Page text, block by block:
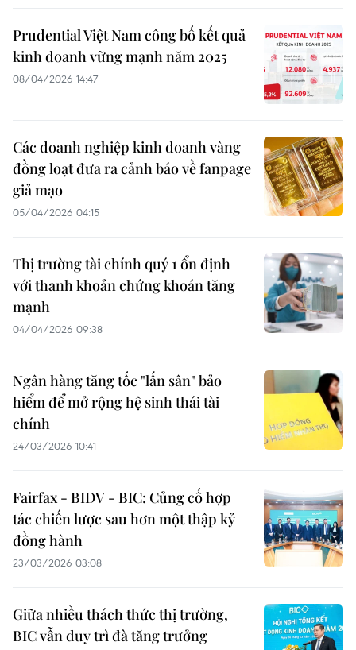
Prudential Việt Nam công bố kết quả
kinh doanh vững mạnh năm 2025
08/04/2026 14:47
Các doanh nghiệp kinh doanh vàng
đồng loạt đưa ra cảnh báo về fanpage
giả mạo
05/04/2026 04:15
Thị trường tài chính quý 1 ổn định
với thanh khoản chứng khoán tăng
mạnh
04/04/2026 09:38
Ngân hàng tăng tốc "lấn sân" bảo
hiểm để mở rộng hệ sinh thái tài
chính
24/03/2026 10:41
Fairfax - BIDV - BIC: Củng cố hợp
tác chiến lược sau hơn một thập kỷ
đồng hành
23/03/2026 03:08
Giữa nhiều thách thức thị trường,
BIC vẫn duy trì đà tăng trưởng